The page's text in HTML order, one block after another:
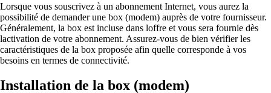
Lorsque vous souscrivez à un abonnement Internet, vous aurez la
possibilité de demander une box (modem) auprès de votre fournisseur.
Généralement, la box est incluse dans loffre et vous sera fournie dès
lactivation de votre abonnement. Assurez-vous de bien vérifier les
caractéristiques de la box proposée afin quelle corresponde à vos
besoins en termes de connectivité.
Installation de la box (modem)